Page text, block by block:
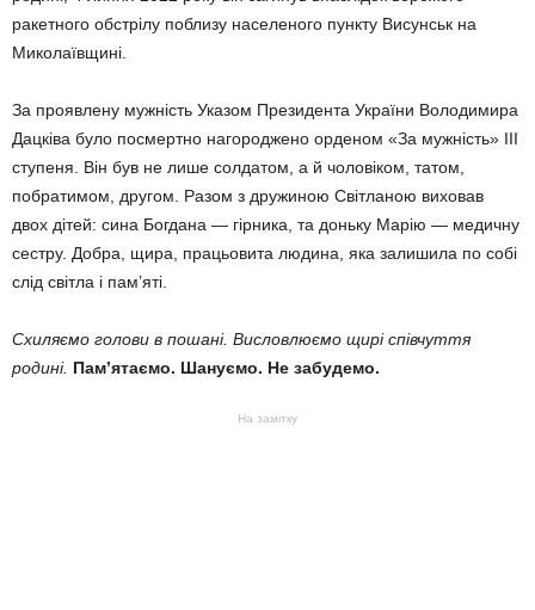
ракетного обстрілу поблизу населеного пункту Висунськ на
Миколаївщині.
За проявлену мужність Указом Президента України Володимира
Дацківа було посмертно нагороджено орденом «За мужність» ІІІ
ступеня. Він був не лише солдатом, а й чоловіком, татом,
побратимом, другом. Разом з дружиною Світланою виховав
двох дітей: сина Богдана — гірника, та доньку Марію — медичну
сестру. Добра, щира, працьовита людина, яка залишила по собі
слід світла і пам’яті.
Схиляємо голови в пошані. Висловлюємо щирі співчуття
родині. Пам’ятаємо. Шануємо. Не забудемо.
На замітку